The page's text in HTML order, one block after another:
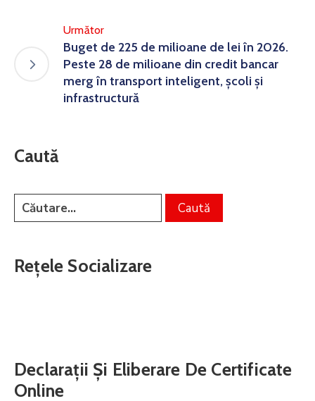
Următor
Buget de 225 de milioane de lei în 2026.
Peste 28 de milioane din credit bancar
merg în transport inteligent, școli și
infrastructură
Caută
Rețele Socializare
Declarații Și Eliberare De Certificate
Online